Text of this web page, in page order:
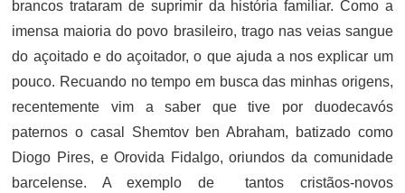
brancos trataram de suprimir da história familiar. Como a
imensa maioria do povo brasileiro, trago nas veias sangue
do açoitado e do açoitador, o que ajuda a nos explicar um
pouco. Recuando no tempo em busca das minhas origens,
recentemente vim a saber que tive por duodecavós
paternos o casal Shemtov ben Abraham, batizado como
Diogo Pires, e Orovida Fidalgo, oriundos da comunidade
barcelense. A exemplo de tantos cristãos-novos